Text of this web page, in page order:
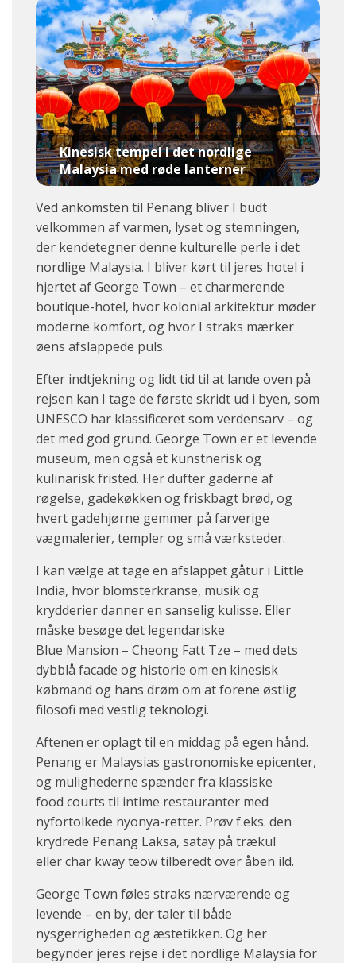
Kinesisk tempel i det nordlige
Malaysia med røde lanterner
Ved ankomsten til Penang bliver I budt
velkommen af varmen, lyset og stemningen,
der kendetegner denne kulturelle perle i det
nordlige Malaysia. I bliver kørt til jeres hotel i
hjertet af George Town – et charmerende
boutique-hotel, hvor kolonial arkitektur møder
moderne komfort, og hvor I straks mærker
øens afslappede puls.
Efter indtjekning og lidt tid til at lande oven på
rejsen kan I tage de første skridt ud i byen, som
UNESCO har klassificeret som verdensarv – og
det med god grund. George Town er et levende
museum, men også et kunstnerisk og
kulinarisk fristed. Her dufter gaderne af
røgelse, gadekøkken og friskbagt brød, og
hvert gadehjørne gemmer på farverige
vægmalerier, templer og små værksteder.
I kan vælge at tage en afslappet gåtur i Little
India, hvor blomsterkranse, musik og
krydderier danner en sanselig kulisse. Eller
måske besøge det legendariske
Blue Mansion – Cheong Fatt Tze – med dets
dybblå facade og historie om en kinesisk
købmand og hans drøm om at forene østlig
filosofi med vestlig teknologi.
Aftenen er oplagt til en middag på egen hånd.
Penang er Malaysias gastronomiske epicenter,
og mulighederne spænder fra klassiske
food courts til intime restauranter med
nyfortolkede nyonya-retter. Prøv f.eks. den
krydrede Penang Laksa, satay på trækul
eller char kway teow tilberedt over åben ild.
George Town føles straks nærværende og
levende – en by, der taler til både
nysgerrigheden og æstetikken. Og her
begynder jeres rejse i det nordlige Malaysia for